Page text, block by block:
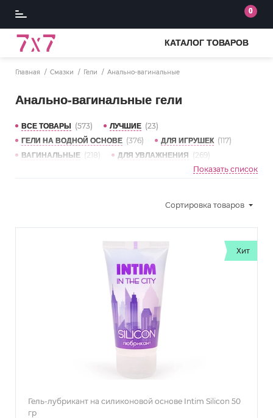
0
КАТАЛОГ ТОВАРОВ
Главная Смазки Гели Анально-вагинальные
Анально-вагинальные гели
ВСЕ ТОВАРЫ (573) ЛУЧШИЕ (23)
ГЕЛИ НА ВОДНОЙ ОСНОВЕ (376) ДЛЯ ИГРУШЕК (117)
ВАГИНАЛЬНЫЕ (218) ДЛЯ УВЛАЖНЕНИЯ (269)
ДЛЯ ЧУВСТВИТЕЛЬНОЙ КОЖИ (110)
ОРАЛЬНЫЕ ГЕЛИ (121) ОРАЛЬНО-ВАГИНАЛЬНЫЕ (34)
С АРОМАТОМ КЛУБНИКИ
АНАЛЬНЫЕ ГЕЛИ
АНАЛЬНО-ВАГИНАЛЬНЫЕ (14)
ГЕЛИ НА СИЛИКОНОВОЙ ОСНОВЕ (22)
ВОДНО-СИЛИКОНОВАЯ ОСНОВА
(33) ДЛЯ МУЖЧИН
Показать список
Сортировка товаров
Хит
Гель-лубрикант на силиконовой основе Intim Silicon 50
гр